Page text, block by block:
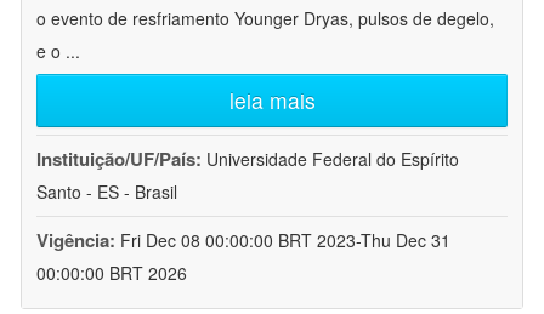
o evento de resfriamento Younger Dryas, pulsos de degelo,
e o ...
leia mais
Instituição/UF/País: Universidade Federal do Espírito
Santo - ES - Brasil
Vigência: Fri Dec 08 00:00:00 BRT 2023-Thu Dec 31
00:00:00 BRT 2026